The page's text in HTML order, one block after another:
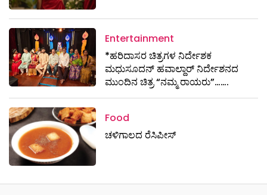
Entertainment
*ಹರಿದಾಸರ ಚಿತ್ರಗಳ ನಿರ್ದೇಶಕ
ಮಧುಸೂದನ್ ಹವಾಲ್ದಾರ್ ನಿರ್ದೇಶನದ
ಮುಂದಿನ ಚಿತ್ರ “ನಮ್ಮ ರಾಯರು”…….
Food
ಚಳಿಗಾಲದ ರೆಸಿಪೀಸ್